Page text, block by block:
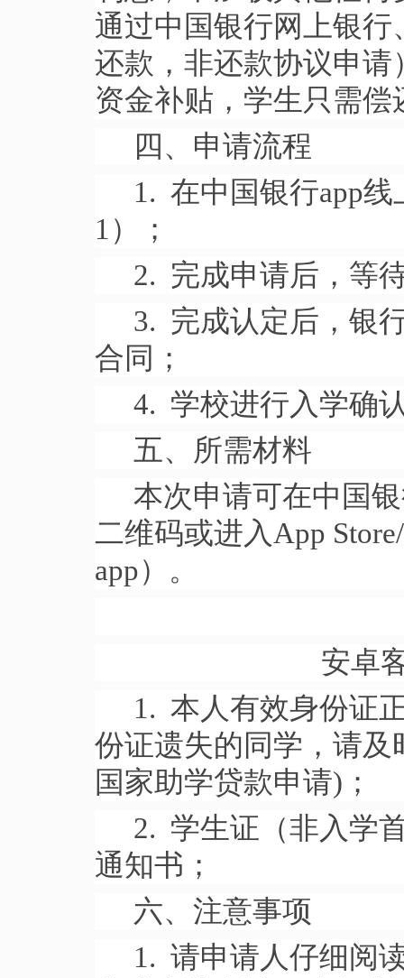
通过中国银行网上银
还款，非还款协议申
资金补贴，学生只需偿
四、申请流程
1. 在中国银行app
1）；
2. 完成申请后，等
3. 完成认定后，银
合同；
4. 学校进行入学确
五、所需材料
本次申请可在中国
二维码或进入App
app）。
安卓
1. 本人有效身份证
份证遗失的同学，请
国家助学贷款申请)；
2. 学生证（非入学
通知书；
六、注意事项
1. 请申请人仔细阅